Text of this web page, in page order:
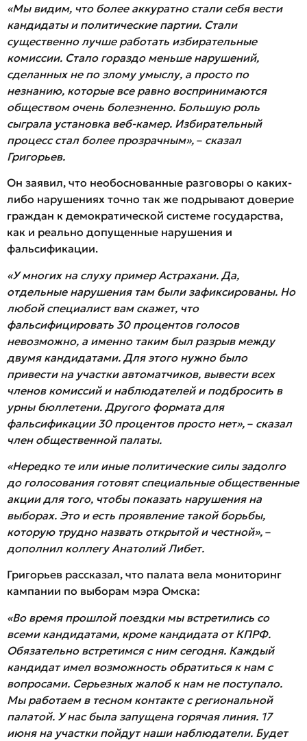
«Мы видим, что более аккуратно стали себя вести
кандидаты и политические партии. Стали
существенно лучше работать избирательные
комиссии. Стало гораздо меньше нарушений,
сделанных не по злому умыслу, а просто по
незнанию, которые все равно воспринимаются
обществом очень болезненно. Большую роль
сыграла установка веб-камер. Избирательный
процесс стал более прозрачным», – сказал
Григорьев.
Он заявил, что необоснованные разговоры о каких-
либо нарушениях точно так же подрывают доверие
граждан к демократической системе государства,
как и реально допущенные нарушения и
фальсификации.
«У многих на слуху пример Астрахани. Да,
отдельные нарушения там были зафиксированы. Но
любой специалист вам скажет, что
фальсифицировать 30 процентов голосов
невозможно, а именно таким был разрыв между
двумя кандидатами. Для этого нужно было
привести на участки автоматчиков, вывести всех
членов комиссий и наблюдателей и подбросить в
урны бюллетени. Другого формата для
фальсификации 30 процентов просто нет», – сказал
член общественной палаты.
«Нередко те или иные политические силы задолго
до голосования готовят специальные общественные
акции для того, чтобы показать нарушения на
выборах. Это и есть проявление такой борьбы,
которую трудно назвать открытой и честной», –
дополнил коллегу Анатолий Либет.
Григорьев рассказал, что палата вела мониторинг
кампании по выборам мэра Омска:
«Во время прошлой поездки мы встретились со
всеми кандидатами, кроме кандидата от КПРФ.
Обязательно встретимся с ним сегодня. Каждый
кандидат имел возможность обратиться к нам с
вопросами. Серьезных жалоб к нам не поступало.
Мы работаем в тесном контакте с региональной
палатой. У нас была запущена горячая линия. 17
июня на участки пойдут наши наблюдатели. Будет